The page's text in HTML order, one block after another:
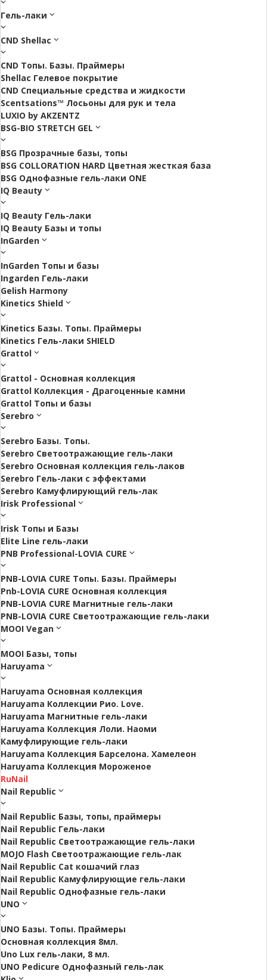
Гель-лаки
CND Shellac
CND Топы. Базы. Праймеры
Shellac Гелевое покрытие
CND Специальные средства и жидкости
Scentsations™ Лосьоны для рук и тела
LUXIO by AKZENTZ
BSG-BIO STRETCH GEL
BSG Прозрачные базы, топы
BSG COLLORATION HARD Цветная жесткая база
BSG Однофазные гель-лаки ONE
IQ Beauty
IQ Beauty Гель-лаки
IQ Beauty Базы и топы
InGarden
InGarden Топы и базы
Ingarden Гель-лаки
Gelish Harmony
Kinetics Shield
Kinetics Базы. Топы. Праймеры
Kinetics Гель-лаки SHIELD
Grattol
Grattol - Oснoвнaя коллекция
Grattol Коллекция - Драгоценные камни
Grattol Топы и базы
Serebro
Serebro Базы. Топы.
Serebro Светоотражающие гель-лаки
Serebro Основная коллекция гель-лаков
Serebro Гель-лаки с эффектами
Serebro Камуфлирующий гель-лак
Irisk Professional
Irisk Топы и Базы
Elite Line гель-лаки
PNB Professional-LOVIA CURE
PNB-LOVIA CURE Топы. Базы. Праймеры
Pnb-LOVIA CURE Основная коллекция
PNB-LOVIA CURE Магнитные гель-лаки
PNB-LOVIA CURE Cветоотражающие гель-лаки
MOOI Vegan
MOOI Базы, топы
Haruyama
Haruyama Основная коллекция
Haruyama Коллекции Рио. Love.
Haruyama Магнитные гель-лаки
Haruyama Коллекция Лоли. Наоми
Камуфлирующие гель-лаки
Haruyama Коллекция Барселона. Хамелеон
Haruyama Коллекция Мороженое
RuNail
Nail Republic
Nail Republic Базы, топы, праймеры
Nail Republic Гель-лаки
Nail Republic Светоотражающие гель-лаки
MOJO Flash Светоотражающие гель-лак
Nail Republic Cat кошачий глаз
Nail Republic Камуфлирующие гель-лаки
Nail Republic Однофазные гель-лаки
UNO
UNO Базы. Топы. Праймеры
Основная коллекция 8мл.
Uno Lux гель-лаки, 8 мл.
UNO Pedicure Однофазный гель-лак